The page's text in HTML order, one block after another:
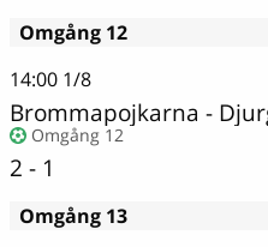
Omgång 12
14:00 1/8
Brommapojkarna -
Omgång 12
2 - 1
Omgång 13